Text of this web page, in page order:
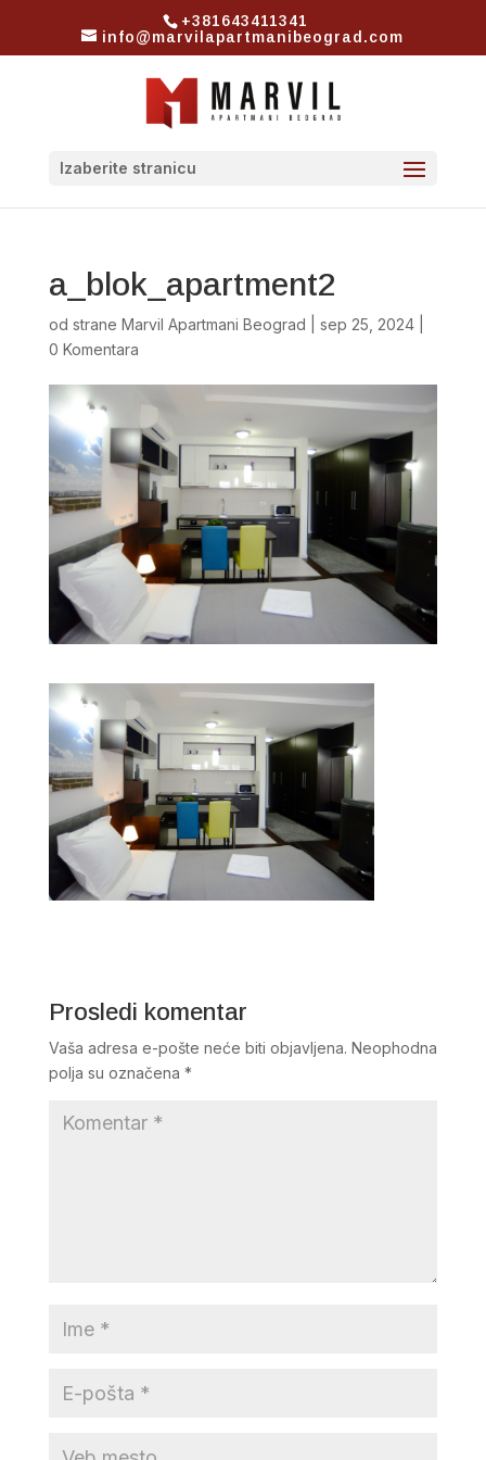
+381643411341
info@marvilapartmanibeograd.com
Izaberite stranicu
a_blok_apartment2
od strane Marvil Apartmani Beograd sep 25, 2024|
0 Komentara
Prosledi komentar
Vaša adresa e-pošte neće biti objavljena. Neophodna
polja su označena *